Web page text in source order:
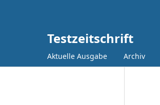
Testzeitschrift
Aktuelle Ausgabe Archiv